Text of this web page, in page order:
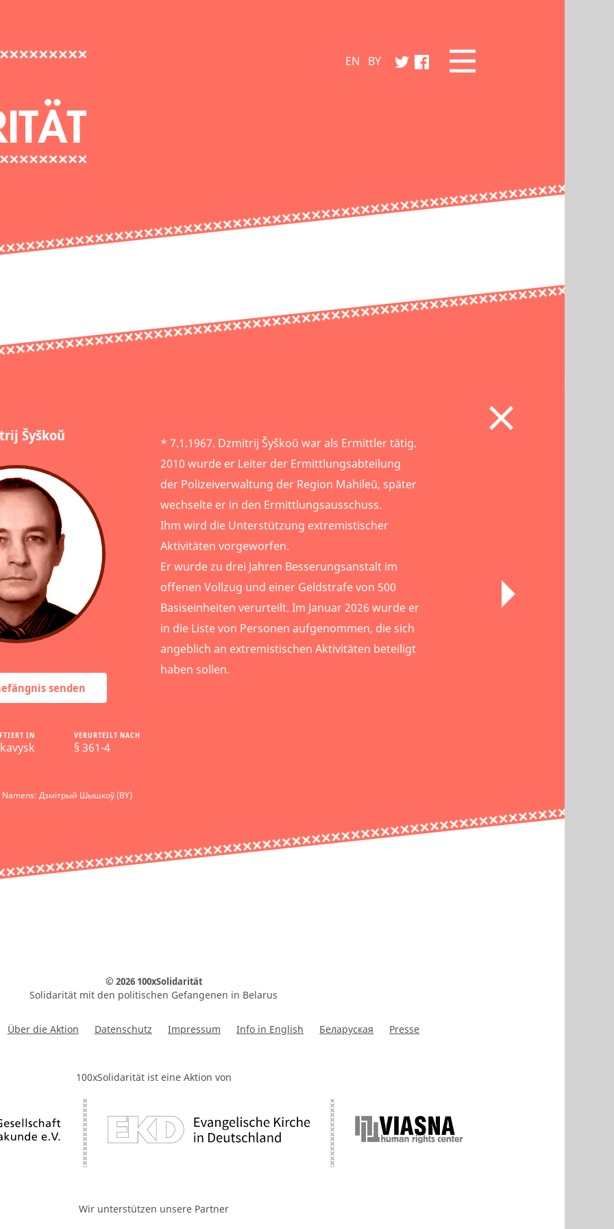
EN BY
Šyškoŭ
senden
IN VERURTEILT NACH
§ 361-4
Namens: Дзмітрый Шышкоў (BY)
* 7.1.1967. Dzmitrij Šyškoŭ war als Ermittler tätig.
2010 wurde er Leiter der Ermittlungsabteilung
der Polizeiverwaltung der Region Mahileŭ, später
wechselte er in den Ermittlungsausschuss.
Ihm wird die Unterstützung extremistischer
Aktivitäten vorgeworfen.
Er wurde zu drei Jahren Besserungsanstalt im
offenen Vollzug und einer Geldstrafe von 500
Basiseinheiten verurteilt. Im Januar 2026 wurde er
in die Liste von Personen aufgenommen, die sich
angeblich an extremistischen Aktivitäten beteiligt
haben sollen.
© 2026 100xSolidarität
Solidarität mit den politischen Gefangenen in Belarus
Über die Aktion Datenschutz Impressum Info in English Беларуская Presse
100xSolidarität ist eine Aktion von
Wir unterstützen unsere Partner